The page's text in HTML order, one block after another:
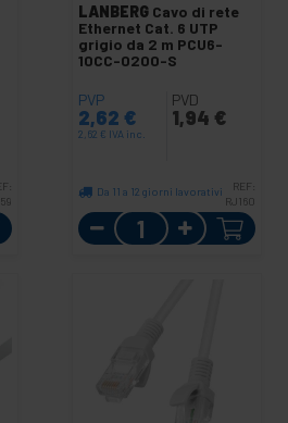
LANBERG Cavo di rete
Ethernet Cat. 6 UTP
grigio da 2 m PCU6-
10CC-0200-S
PVP
2,62 €
2,62 € IVA inc.
PVD
1,94 €
Da 11 a 12 giorni lavorativi
REF:
RJ160
Quantità